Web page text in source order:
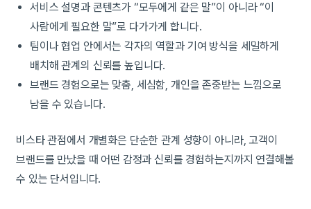
서비스 설명과 콘텐츠가 “모두에게 같은 말”이 아니라 “이
사람에게 필요한 말”로 다가가게 합니다.
팀이나 협업 안에서는 각자의 역할과 기여 방식을 세밀하게
배치해 관계의 신뢰를 높입니다.
브랜드 경험으로는 맞춤, 세심함, 개인을 존중받는 느낌으로
남을 수 있습니다.
비스타 관점에서 개별화은 단순한 관계 성향이 아니라, 고객이
브랜드를 만났을 때 어떤 감정과 신뢰를 경험하는지까지 연결해볼
수 있는 단서입니다.